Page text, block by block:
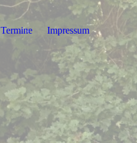
Termine Impressum